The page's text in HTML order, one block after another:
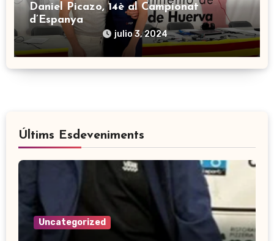
Daniel Picazo, 14è al Campionat
d’Espanya
julio 3, 2024
Últims Esdeveniments
Uncategorized